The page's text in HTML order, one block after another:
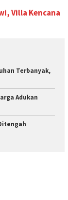
Villa Kencana
Terbanyak,
Adukan